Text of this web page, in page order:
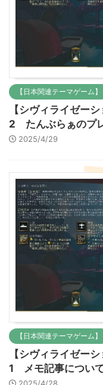
【日本関連テーマゲーム】
【シヴィライゼー
2 たんぶらぁのプ
2025/4/29
【日本関連テーマゲーム】
【シヴィライゼー
1 メモ記事につい